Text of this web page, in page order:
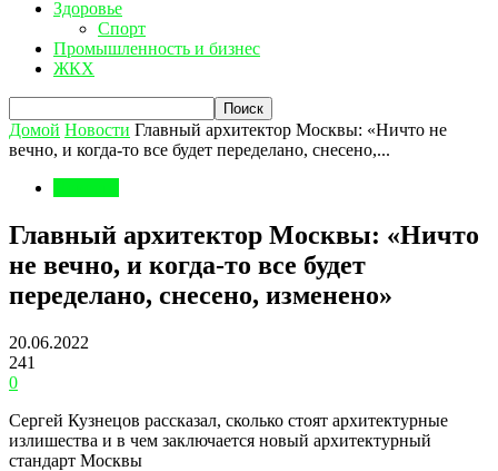
Здоровье
Спорт
Промышленность и бизнес
ЖКХ
Домой Новости Главный архитектор Москвы: «Ничто не
вечно, и когда-то все будет переделано, снесено,...
Главный архитектор Москвы: «Ничто
не вечно, и когда-то все будет
переделано, снесено, изменено»
20.06.2022
241
0
Сергей Кузнецов рассказал, сколько стоят архитектурные
излишества и в чем заключается новый архитектурный
стандарт Москвы